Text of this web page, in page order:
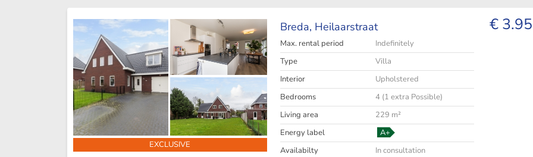
€
EXCLUSIVE
Breda, Heilaarstraat
Max. rental period
Indefinitely
Type
Villa
Interior
Upholstered
Bedrooms
4 (1 extra Possible)
Living area
229 m²
Energy label
A+
Availabilty
In consultation